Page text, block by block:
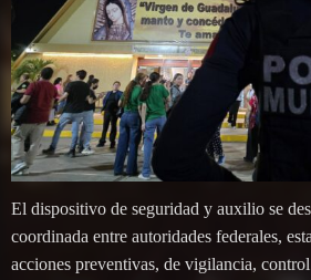
El dispositivo de seguridad y auxilio se
coordinada entre autoridades federales,
acciones preventivas, de vigilancia,